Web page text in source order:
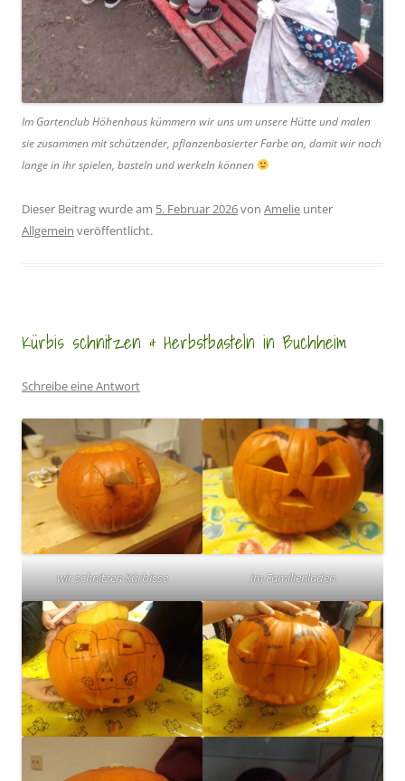
Im Gartenclub Höhenhaus kümmern wir uns um unsere Hütte und malen
sie zusammen mit schützender, pflanzenbasierter Farbe an, damit wir noch
lange in ihr spielen, basteln und werkeln können
Dieser Beitrag wurde am 5. Februar 2026von Amelie unter
Allgemein veröffentlicht.
Kürbis schnitzen & Herbstbasteln in Buchheim
Schreibe eine Antwort
wir schnitzen Kürbisse im Familienladen